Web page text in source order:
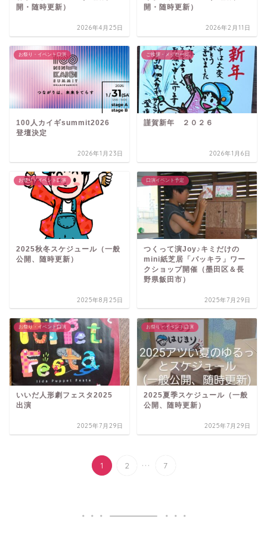
開・随時更新）
2026年4月25日
開・随時更新）
2026年2月11日
お祭り・イベント口演
100人カイギsummit2026
登壇決定
2026年1月23日
ご挨拶・メッセージ
謹賀新年 ２０２６
2026年1月6日
お祭り・イベント口演
2025秋冬スケジュール（一般
公開、随時更新）
2025年8月25日
口演イベント予定
つくって演Joy♪キミだけの
mini紙芝居「パッキラ」ワー
クショップ開催（墨田区＆長
野県飯田市）
2025年7月29日
お祭り・イベント口演
いいだ人形劇フェスタ2025
出演
2025年7月29日
お祭り・イベント口演
2025夏季スケジュール（一般
公開、随時更新）
2025年7月29日
1 2 ... 7